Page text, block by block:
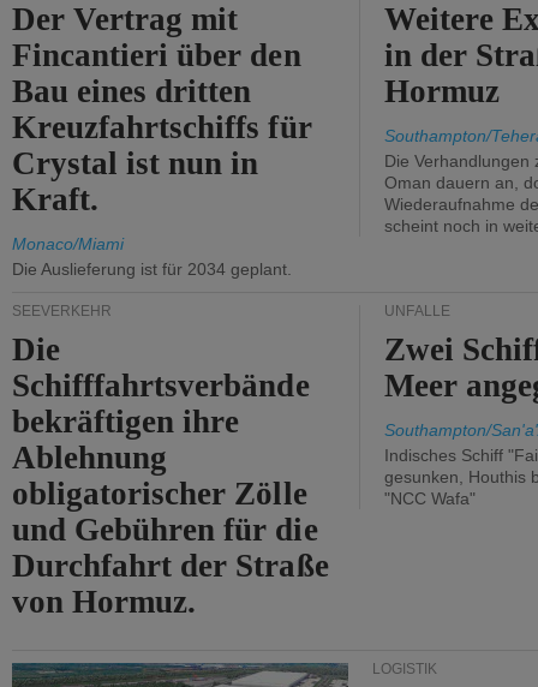
Der Vertrag mit
Fincantieri über den
Bau eines dritten
Kreuzfahrtschiffs für
Crystal ist nun in
Kraft.
Monaco/Miami
Die Auslieferung ist für 2034 geplant.
Weitere
in der
Hormuz
Southampton/
Die Verhandlungen
Oman dauern an,
Wiederaufnahme
scheint noch in
SEEVERKEHR
Die
Schifffahrtsverbände
bekräftigen ihre
Ablehnung
obligatorischer Zölle
und Gebühren für die
Durchfahrt der Straße
von Hormuz.
UNFÄLLE
Zwei
Meer
Southampton/
Indisches Schiff
gesunken, Houthis
"NCC Wafa"
LOGISTIK